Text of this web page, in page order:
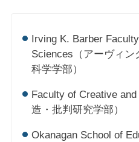
Irving K. Barber
Sciences（アーヴィ
科学学部）
Faculty of Creative
造・批判研究学部）
Okanagan School of